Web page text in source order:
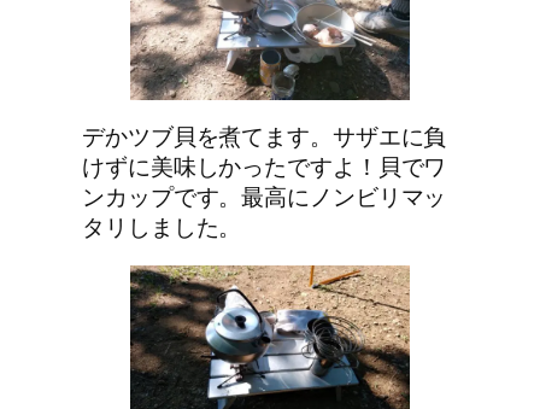
デかツブ貝を煮てます。サザエに負
けずに美味しかったですよ！貝でワ
ンカップです。最高にノンビリマッ
タリしました。